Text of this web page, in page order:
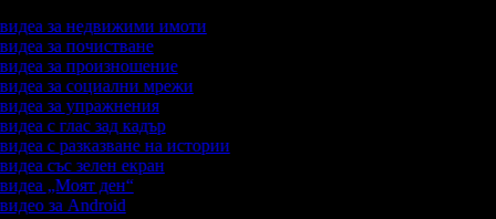
видеа за недвижими имоти
за почистване
видеа за произношение
видеа за социални мрежи
видеа за упражнения
с глас зад кадър
с разказване на истории
със зелен екран
видеа „Моят ден“
за Android